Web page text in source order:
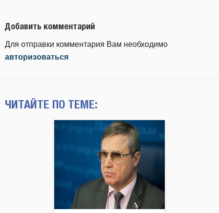
Добавить комментарий
Для отправки комментария Вам необходимо
авторизоваться
ЧИТАЙТЕ ПО ТЕМЕ: